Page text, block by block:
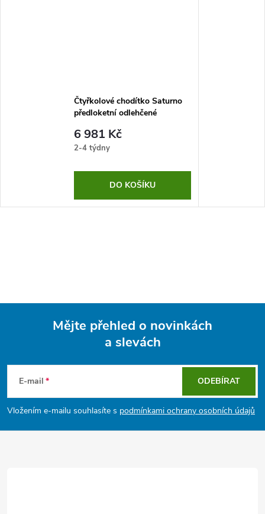
Čtyřkolové chodítko Saturno
předloketní odlehčené
6 981 Kč
2-4 týdny
DO KOŠÍKU
p
a
Mějte přehled o novinkách
a slevách
E-mail
Vložením e-mailu souhlasíte s podmínkami ochrany osobních údajů
ODEBÍRAT